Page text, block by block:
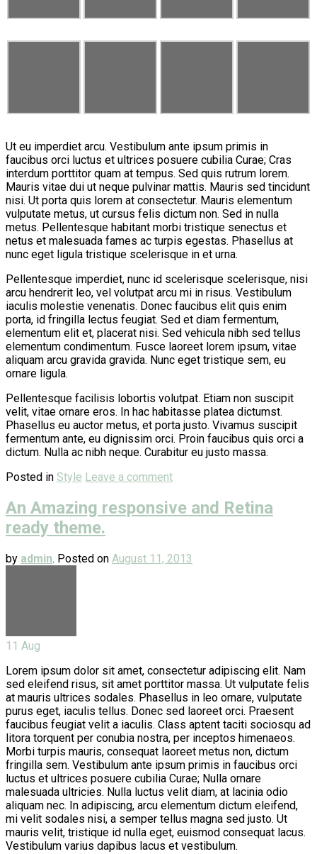
Ut eu imperdiet arcu. Vestibulum ante ipsum primis in
faucibus orci luctus et ultrices posuere cubilia Curae; Cras
interdum porttitor quam at tempus. Sed quis rutrum lorem.
Mauris vitae dui ut neque pulvinar mattis. Mauris sed tincidunt
nisi. Ut porta quis lorem at consectetur. Mauris elementum
vulputate metus, ut cursus felis dictum non. Sed in nulla
metus. Pellentesque habitant morbi tristique senectus et
netus et malesuada fames ac turpis egestas. Phasellus at
nunc eget ligula tristique scelerisque in et urna.
Pellentesque imperdiet, nunc id scelerisque scelerisque, nisi
arcu hendrerit leo, vel volutpat arcu mi in risus. Vestibulum
iaculis molestie venenatis. Donec faucibus elit quis enim
porta, id fringilla lectus feugiat. Sed et diam fermentum,
elementum elit et, placerat nisi. Sed vehicula nibh sed tellus
elementum condimentum. Fusce laoreet lorem ipsum, vitae
aliquam arcu gravida gravida. Nunc eget tristique sem, eu
ornare ligula.
Pellentesque facilisis lobortis volutpat. Etiam non suscipit
velit, vitae ornare eros. In hac habitasse platea dictumst.
Phasellus eu auctor metus, et porta justo. Vivamus suscipit
fermentum ante, eu dignissim orci. Proin faucibus quis orci a
dictum. Nulla ac nibh neque. Curabitur eu justo massa.
Posted in Style Leave a comment
An Amazing responsive and Retina
ready theme.
by admin. Posted on August 11, 2013
11 Aug
Lorem ipsum dolor sit amet, consectetur adipiscing elit. Nam
sed eleifend risus, sit amet porttitor massa. Ut vulputate felis
at mauris ultrices sodales. Phasellus in leo ornare, vulputate
purus eget, iaculis tellus. Donec sed laoreet orci. Praesent
faucibus feugiat velit a iaculis. Class aptent taciti sociosqu ad
litora torquent per conubia nostra, per inceptos himenaeos.
Morbi turpis mauris, consequat laoreet metus non, dictum
fringilla sem. Vestibulum ante ipsum primis in faucibus orci
luctus et ultrices posuere cubilia Curae; Nulla ornare
malesuada ultricies. Nulla luctus velit diam, at lacinia odio
aliquam nec. In adipiscing, arcu elementum dictum eleifend,
mi velit sodales nisi, a semper tellus magna sed justo. Ut
mauris velit, tristique id nulla eget, euismod consequat lacus.
Vestibulum varius dapibus lacus et vestibulum.